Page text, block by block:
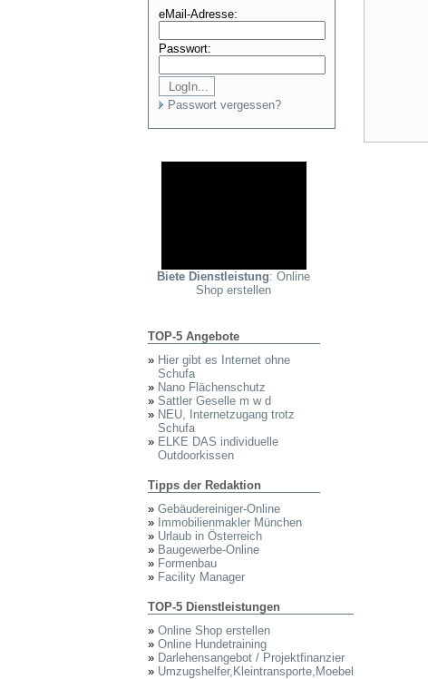
eMail-Adresse:
Passwort:
Passwort vergessen?
Biete Dienstleistung: Online
Shop erstellen
TOP-5 Angebote
» Hier gibt es Internet ohne
Schufa
» Nano Flächenschutz
» Sattler Geselle m w d
» NEU, Internetzugang trotz
Schufa
» ELKE DAS individuelle
Outdoorkissen
Tipps der Redaktion
» Gebäudereiniger-Online
» Immobilienmakler München
» Urlaub in Österreich
» Baugewerbe-Online
» Formenbau
» Facility Manager
TOP-5 Dienstleistungen
» Online Shop erstellen
» Online Hundetraining
» Darlehensangebot / Projektfinanzier
» Umzugshelfer,Kleintransporte,Moebel